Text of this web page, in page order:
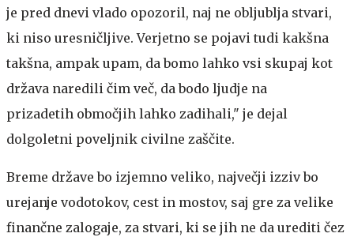
je pred dnevi vlado opozoril, naj ne obljublja stvari,
ki niso uresničljive. Verjetno se pojavi tudi kakšna
takšna, ampak upam, da bomo lahko vsi skupaj kot
država naredili čim več, da bodo ljudje na
prizadetih območjih lahko zadihali," je dejal
dolgoletni poveljnik civilne zaščite.
Breme države bo izjemno veliko, največji izziv bo
urejanje vodotokov, cest in mostov, saj gre za velike
finančne zalogaje, za stvari, ki se jih ne da urediti čez